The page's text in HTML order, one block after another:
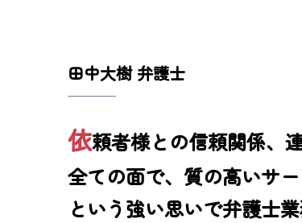
田中大樹 弁護士
依頼者様との信頼関係、
全ての面で、質の高いサ
という強い思いで弁護士